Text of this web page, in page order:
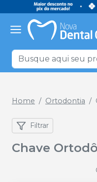
Home Ortodontia
Filtrar
Chave